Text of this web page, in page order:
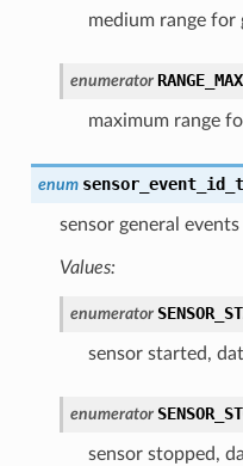
medium range for
enumerator RANGE_MAX
maximum range
enum sensor_event_id_t
sensor general events
Values:
enumerator
sensor started,
enumerator
sensor stopped,